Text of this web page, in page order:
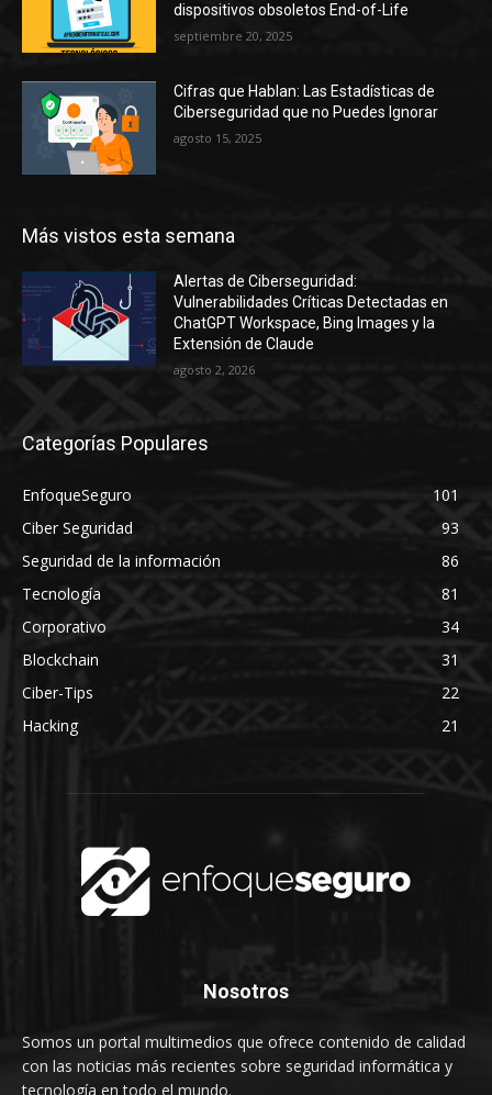
dispositivos obsoletos End-of-Life
septiembre 20, 2025
Cifras que Hablan: Las Estadísticas de
Ciberseguridad que no Puedes Ignorar
agosto 15, 2025
Más vistos esta semana
Alertas de Ciberseguridad:
Vulnerabilidades Críticas Detectadas en
ChatGPT Workspace, Bing Images y la
Extensión de Claude
agosto 2, 2026
Categorías Populares
EnfoqueSeguro
101
Ciber Seguridad
93
Seguridad de la información
86
Tecnología
81
Corporativo
34
Blockchain
31
Ciber-Tips
22
Hacking
21
Nosotros
Somos un portal multimedios que ofrece contenido de calidad
con las noticias más recientes sobre seguridad informática y
tecnología en todo el mundo.